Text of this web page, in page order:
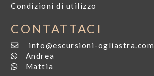
Condizioni di utilizzo
CONTATTACI
info@escursioni-ogliastra.com
Andrea
Mattia